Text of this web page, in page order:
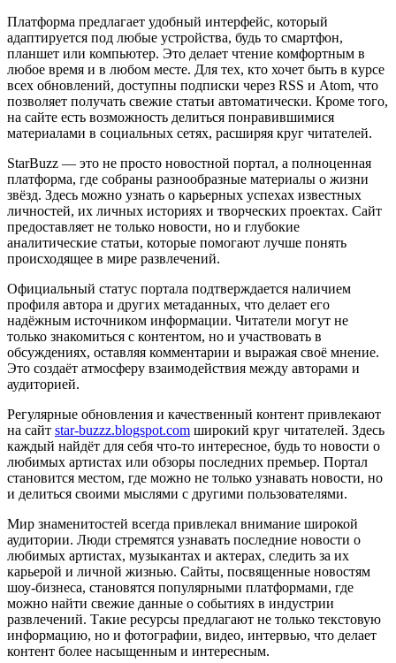
Платформа предлагает удобный интерфейс, который
адаптируется под любые устройства, будь то смартфон,
планшет или компьютер. Это делает чтение комфортным в
любое время и в любом месте. Для тех, кто хочет быть в курсе
всех обновлений, доступны подписки через RSS и Atom, что
позволяет получать свежие статьи автоматически. Кроме того,
на сайте есть возможность делиться понравившимися
материалами в социальных сетях, расширяя круг читателей.
StarBuzz — это не просто новостной портал, а полноценная
платформа, где собраны разнообразные материалы о жизни
звёзд. Здесь можно узнать о карьерных успехах известных
личностей, их личных историях и творческих проектах. Сайт
предоставляет не только новости, но и глубокие
аналитические статьи, которые помогают лучше понять
происходящее в мире развлечений.
Официальный статус портала подтверждается наличием
профиля автора и других метаданных, что делает его
надёжным источником информации. Читатели могут не
только знакомиться с контентом, но и участвовать в
обсуждениях, оставляя комментарии и выражая своё мнение.
Это создаёт атмосферу взаимодействия между авторами и
аудиторией.
Регулярные обновления и качественный контент привлекают
на сайт star-buzzz.blogspot.com широкий круг читателей. Здесь
каждый найдёт для себя что-то интересное, будь то новости о
любимых артистах или обзоры последних премьер. Портал
становится местом, где можно не только узнавать новости, но
и делиться своими мыслями с другими пользователями.
Мир знаменитостей всегда привлекал внимание широкой
аудитории. Люди стремятся узнавать последние новости о
любимых артистах, музыкантах и актерах, следить за их
карьерой и личной жизнью. Сайты, посвященные новостям
шоу-бизнеса, становятся популярными платформами, где
можно найти свежие данные о событиях в индустрии
развлечений. Такие ресурсы предлагают не только текстовую
информацию, но и фотографии, видео, интервью, что делает
контент более насыщенным и интересным.